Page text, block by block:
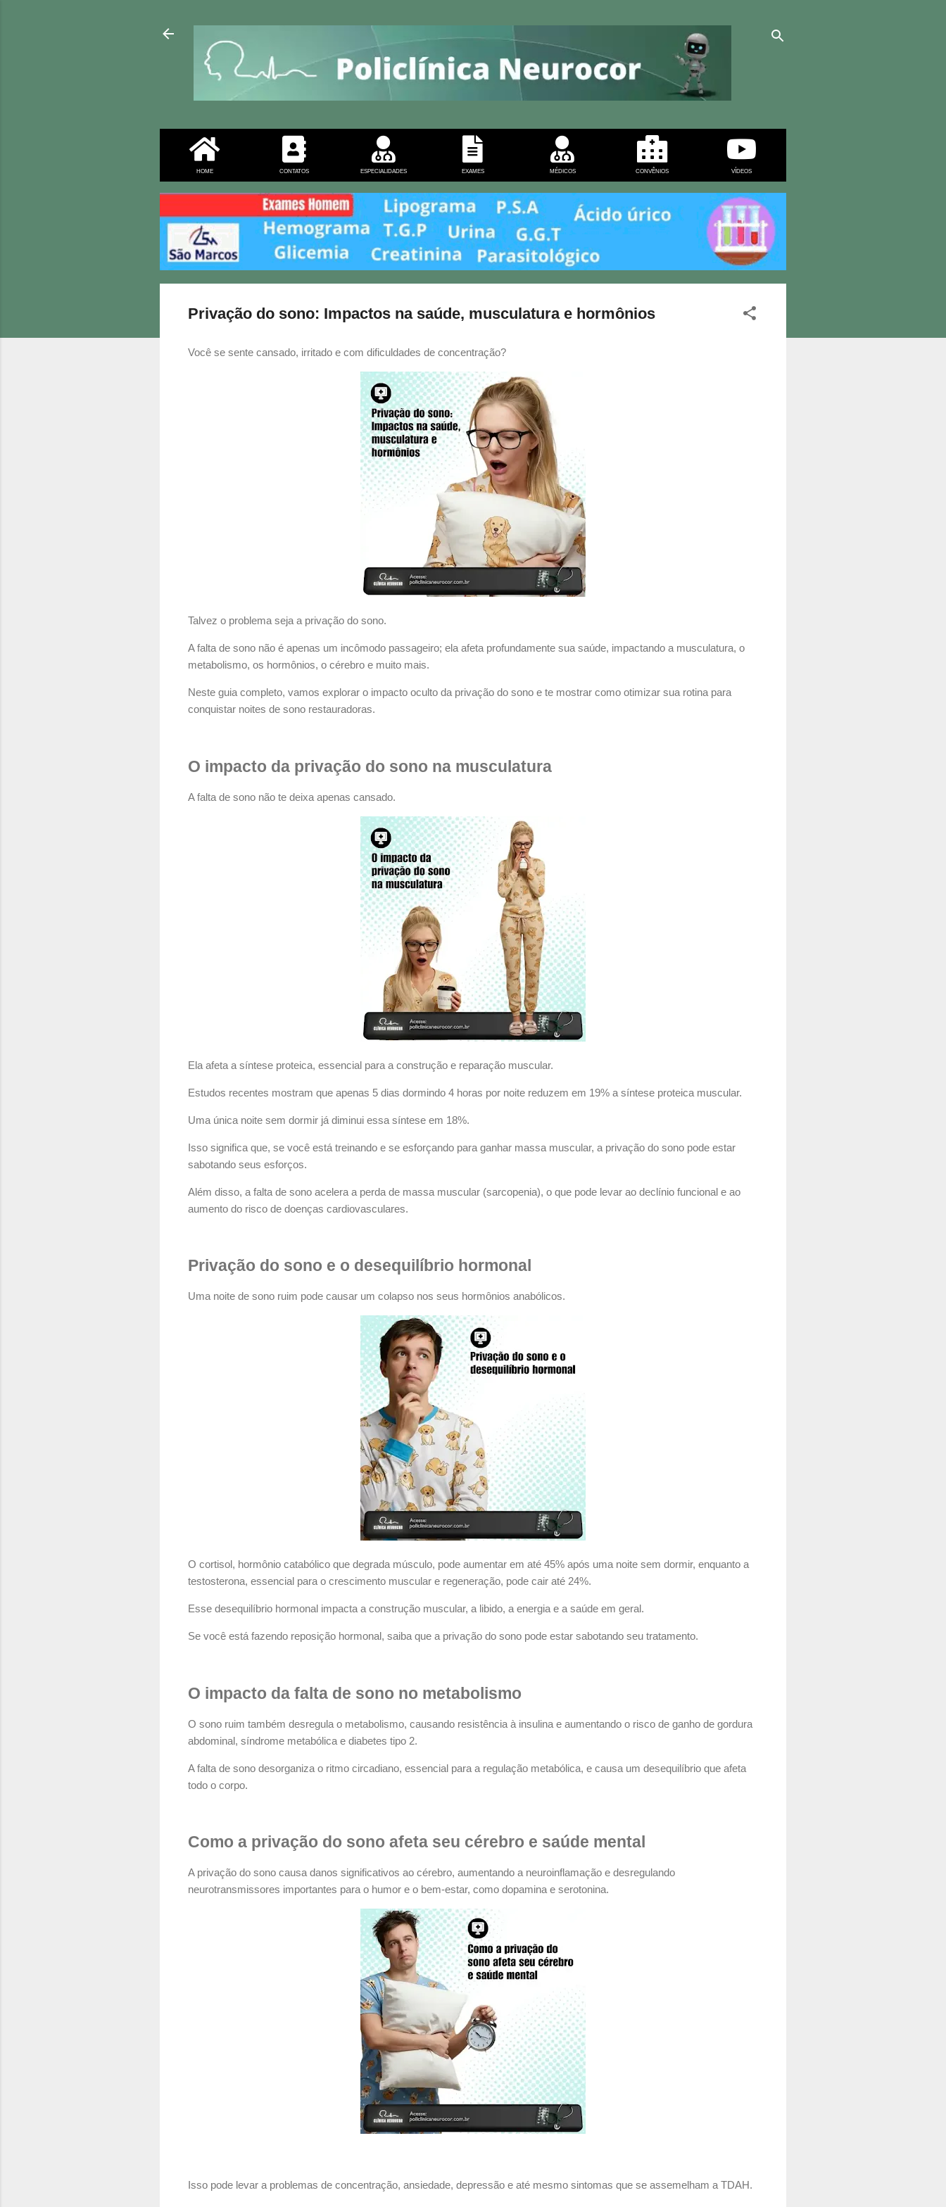
HOME CONTATOS ESPECIALIDADES EXAMES MÉDICOS CONVÊNIOS VÍDEOS
Privação do sono: Impactos na saúde, musculatura e hormônios
Você se sente cansado, irritado e com dificuldades de concentração?
Talvez o problema seja a privação do sono.
A falta de sono não é apenas um incômodo passageiro; ela afeta profundamente sua saúde, impactando a musculatura, o
metabolismo, os hormônios, o cérebro e muito mais.
Neste guia completo, vamos explorar o impacto oculto da privação do sono e te mostrar como otimizar sua rotina para
conquistar noites de sono restauradoras.
O impacto da privação do sono na musculatura
A falta de sono não te deixa apenas cansado.
Ela afeta a síntese proteica, essencial para a construção e reparação muscular.
Estudos recentes mostram que apenas 5 dias dormindo 4 horas por noite reduzem em 19% a síntese proteica muscular.
Uma única noite sem dormir já diminui essa síntese em 18%.
Isso significa que, se você está treinando e se esforçando para ganhar massa muscular, a privação do sono pode estar
sabotando seus esforços.
Além disso, a falta de sono acelera a perda de massa muscular (sarcopenia), o que pode levar ao declínio funcional e ao
aumento do risco de doenças cardiovasculares.
Privação do sono e o desequilíbrio hormonal
Uma noite de sono ruim pode causar um colapso nos seus hormônios anabólicos.
O cortisol, hormônio catabólico que degrada músculo, pode aumentar em até 45% após uma noite sem dormir, enquanto a
testosterona, essencial para o crescimento muscular e regeneração, pode cair até 24%.
Esse desequilíbrio hormonal impacta a construção muscular, a libido, a energia e a saúde em geral.
Se você está fazendo reposição hormonal, saiba que a privação do sono pode estar sabotando seu tratamento.
O impacto da falta de sono no metabolismo
O sono ruim também desregula o metabolismo, causando resistência à insulina e aumentando o risco de ganho de gordura
abdominal, síndrome metabólica e diabetes tipo 2.
A falta de sono desorganiza o ritmo circadiano, essencial para a regulação metabólica, e causa um desequilíbrio que afeta
todo o corpo.
Como a privação do sono afeta seu cérebro e saúde mental
A privação do sono causa danos significativos ao cérebro, aumentando a neuroinflamação e desregulando
neurotransmissores importantes para o humor e o bem-estar, como dopamina e serotonina.
Isso pode levar a problemas de concentração, ansiedade, depressão e até mesmo sintomas que se assemelham a TDAH.